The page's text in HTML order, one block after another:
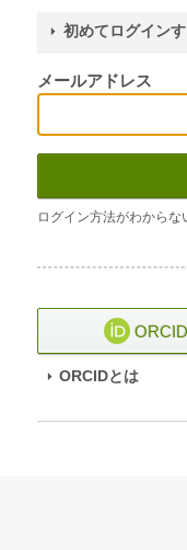
初めてログイン
メールアドレス
ログイン方法がわからな
ORCIDとは